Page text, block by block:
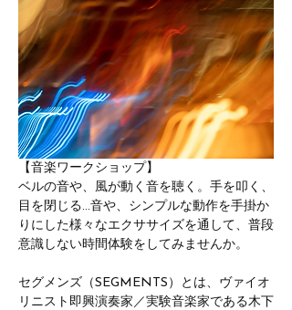
【音楽ワークショップ】
ベルの音や、風が動く音を聴く。手を叩く、
目を閉じる…音や、シンプルな動作を手掛か
りにした様々なエクササイズを通して、普段
意識しない時間体験をしてみませんか。
セグメンズ（SEGMENTS）とは、ヴァイオ
リニスト即興演奏家／実験音楽家である木下